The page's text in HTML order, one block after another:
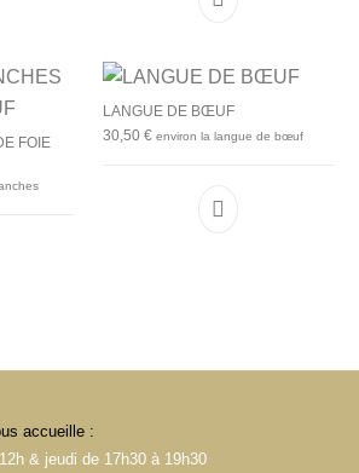
FOIE
LANGUE DE BŒUF
30,50 € environ la langue de bœuf
accueille :
& jeudi de 17h30 à 19h30